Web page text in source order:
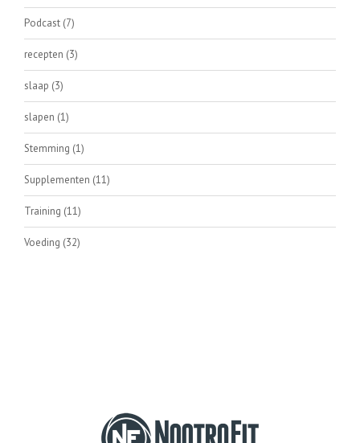
Podcast (7)
recepten (3)
slaap (3)
slapen (1)
Stemming (1)
Supplementen (11)
Training (11)
Voeding (32)